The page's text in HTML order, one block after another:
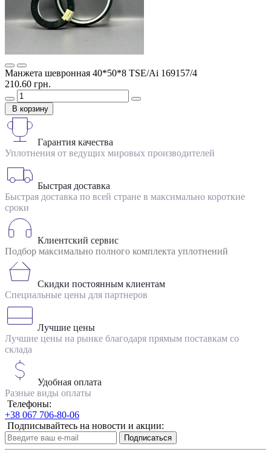
Манжета шевронная 40*50*8 TSE/Ai 169157/4
210.60 грн.
В корзину
Гарантия качества
Уплотнения от ведущих мировых производителей
Быстрая доставка
Быстрая доставка по всей стране в максимально короткие
сроки
Клиентский сервис
Подбор максимально полного комплекта уплотнений
Скидки постоянным клиентам
Специальные цены для партнеров
Лучшие цены
Лучшие цены на рынке благодаря прямым поставкам со
склада
Удобная оплата
Разные виды оплаты
Телефоны:
+38 067 706-80-06
Подписывайтесь на новости и акции:
Подписаться